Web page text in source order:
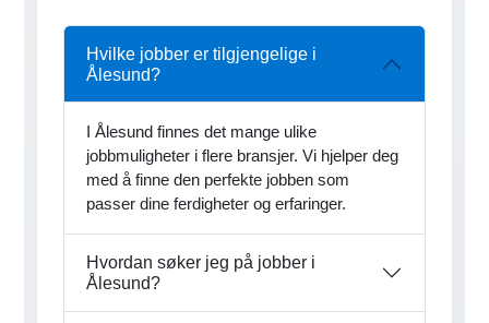
Hvilke jobber er tilgjengelige i
Ålesund?
I Ålesund finnes det mange ulike
jobbmuligheter i flere bransjer. Vi hjelper deg
med å finne den perfekte jobben som
passer dine ferdigheter og erfaringer.
Hvordan søker jeg på jobber i
Ålesund?